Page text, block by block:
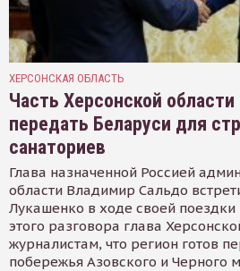
ХЕРСОНСКАЯ ОБЛАСТЬ
Часть Херсонской
передать Беларуси для
санаториев
Глава назначенной Россией
области Владимир Сальдо
Лукашенко в ходе своей поездки
этого разговора глава
журналистам, что регион готов
побережья Азовского и Черного